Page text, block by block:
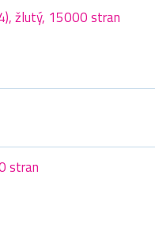
žlutý, 15000 stran
stran